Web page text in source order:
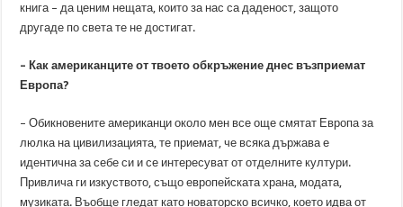
книга – да ценим нещата, които за нас са даденост, защото
другаде по света те не достигат.
– Как американците от твоето обкръжение днес възприемат
Европа?
– Обикновените американци около мен все още смятат Европа за
люлка на цивилизацията, те приемат, че всяка държава е
идентична за себе си и се интересуват от отделните култури.
Привлича ги изкуството, също европейската храна, модата,
музиката. Въобще гледат като новаторско всичко, което идва от